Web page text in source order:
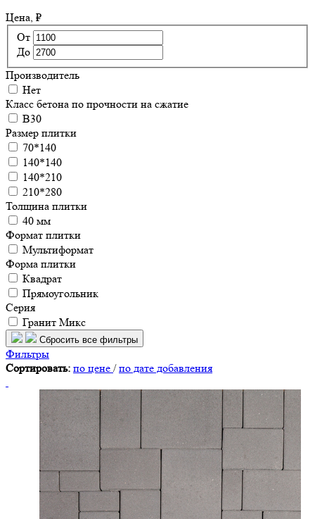
Цена, ₽
От
До
Производитель
Нет
Класс бетона по прочности на сжатие
B30
Размер плитки
70*140
140*140
140*210
210*280
Толщина плитки
40 мм
Формат плитки
Мультиформат
Форма плитки
Квадрат
Прямоугольник
Серия
Гранит Микс
Сбросить все фильтры
Фильтры
Сортировать: по цене /по дате добавления